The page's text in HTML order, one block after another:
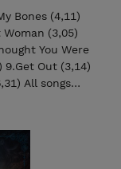
/ Harmonica /